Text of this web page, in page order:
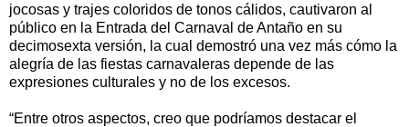
jocosas y trajes coloridos de tonos cálidos, cautivaron al
público en la Entrada del Carnaval de Antaño en su
decimosexta versión, la cual demostró una vez más cómo la
alegría de las fiestas carnavaleras depende de las
expresiones culturales y no de los excesos.
“Entre otros aspectos, creo que podríamos destacar el